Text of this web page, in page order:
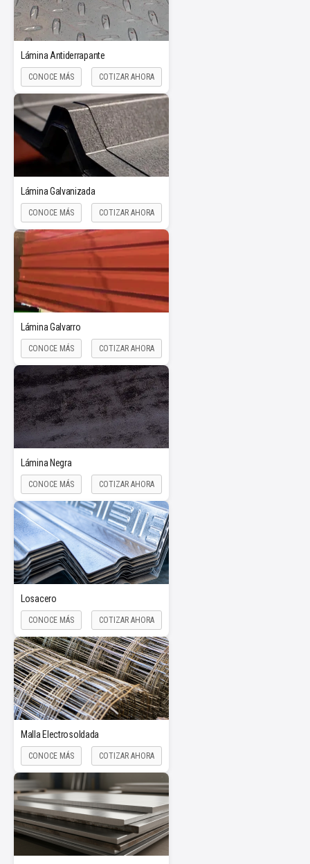
Lámina Antiderrapante
CONOCE MÁS COTIZAR AHORA
Lámina Galvanizada
CONOCE MÁS COTIZAR AHORA
Lámina Galvarro
CONOCE MÁS COTIZAR AHORA
Lámina Negra
CONOCE MÁS COTIZAR AHORA
Losacero
CONOCE MÁS COTIZAR AHORA
Malla Electrosoldada
CONOCE MÁS COTIZAR AHORA